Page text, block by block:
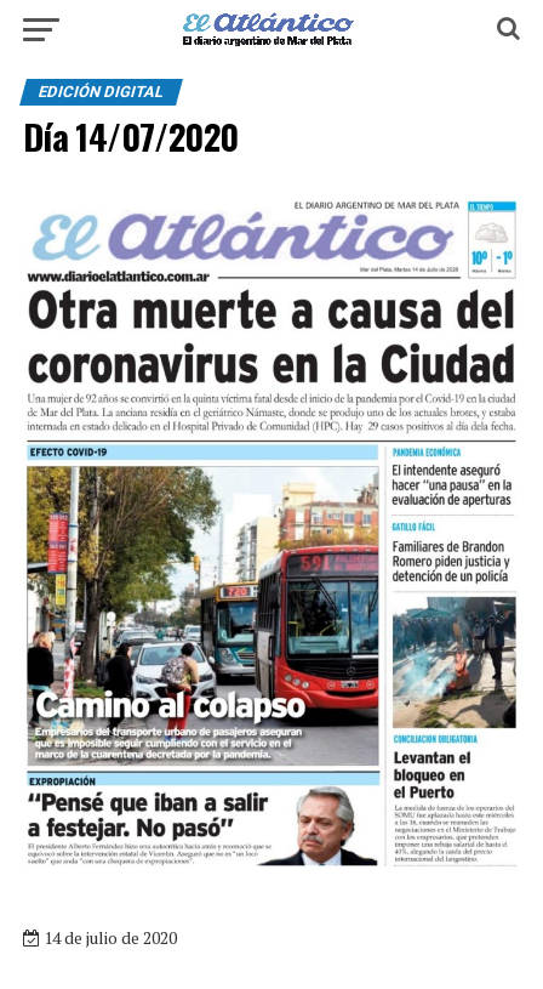
EDICIÓN DIGITAL
Día 14/07/2020
14 de julio de 2020